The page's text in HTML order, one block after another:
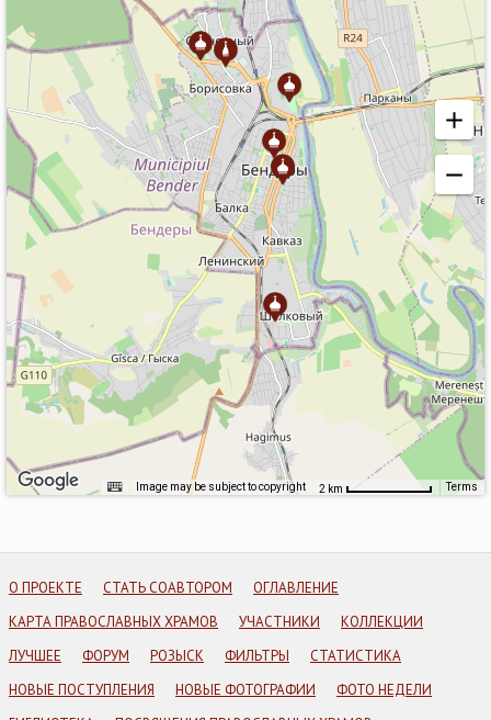
Image may be subject to copyright 2 km Terms
О ПРОЕКТЕ СТАТЬ СОАВТОРОМ
ОГЛАВЛЕНИЕ
КАРТА ПРАВОСЛАВНЫХ ХРАМОВ
УЧАСТНИКИ
КОЛЛЕКЦИИ
ЛУЧШЕЕ
ФОРУМ РОЗЫСК ФИЛЬТРЫ
СТАТИСТИКА
НОВЫЕ ПОСТУПЛЕНИЯ
НОВЫЕ ФОТОГРАФИИ
ФОТО НЕДЕЛИ